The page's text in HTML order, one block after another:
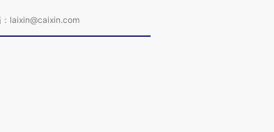
laixin@caixin.com